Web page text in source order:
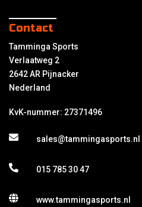
Contact
Tamminga Sports
Verlaatweg 2
2642 AR Pijnacker
Nederland
KvK-nummer: 27371496
sales@tammingasports.nl
015 785 30 47
www.tammingasports.nl